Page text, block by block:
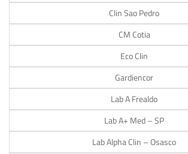
Clin Sao Pedro
CM Cotia
Eco Clin
Gardiencor
Lab A Frealdo
Lab A+ Med – SP
Lab Alpha Clin – Osasco